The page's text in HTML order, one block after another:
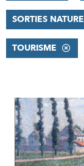
SORTIES NATURE
TOURISME
RÉSULTATS